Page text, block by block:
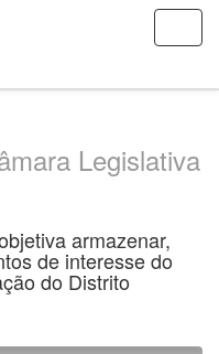
Legislativa
armazenar,
de interesse do
do Distrito